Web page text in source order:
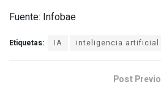
Fuente: Infobae
Etiquetas: IA inteligencia artificial
Post Previo